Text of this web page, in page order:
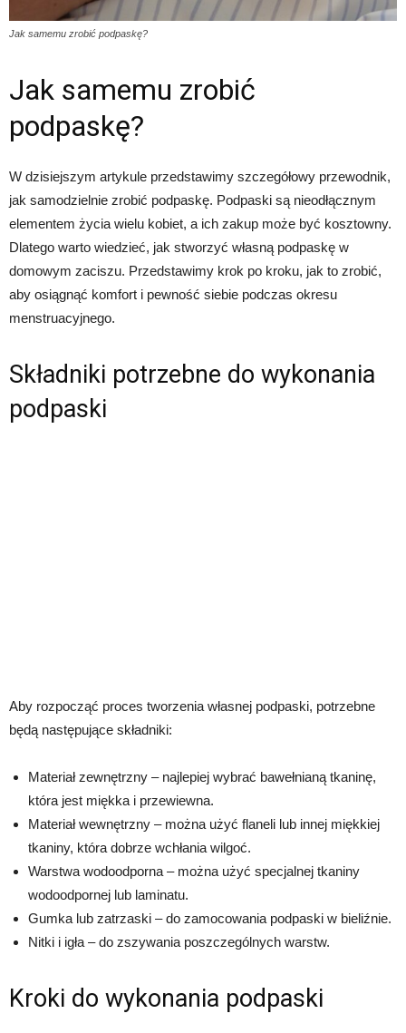
Jak samemu zrobić podpaskę?
Jak samemu zrobić
podpaskę?
W dzisiejszym artykule przedstawimy szczegółowy przewodnik,
jak samodzielnie zrobić podpaskę. Podpaski są nieodłącznym
elementem życia wielu kobiet, a ich zakup może być kosztowny.
Dlatego warto wiedzieć, jak stworzyć własną podpaskę w
domowym zaciszu. Przedstawimy krok po kroku, jak to zrobić,
aby osiągnąć komfort i pewność siebie podczas okresu
menstruacyjnego.
Składniki potrzebne do wykonania
podpaski
Aby rozpocząć proces tworzenia własnej podpaski, potrzebne
będą następujące składniki:
Materiał zewnętrzny – najlepiej wybrać bawełnianą tkaninę,
która jest miękka i przewiewna.
Materiał wewnętrzny – można użyć flaneli lub innej miękkiej
tkaniny, która dobrze wchłania wilgoć.
Warstwa wodoodporna – można użyć specjalnej tkaniny
wodoodpornej lub laminatu.
Gumka lub zatrzaski – do zamocowania podpaski w bieliźnie.
Nitki i igła – do zszywania poszczególnych warstw.
Kroki do wykonania podpaski